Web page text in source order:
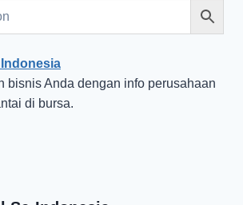
bisnis Anda dengan info perusahaan
di bursa.